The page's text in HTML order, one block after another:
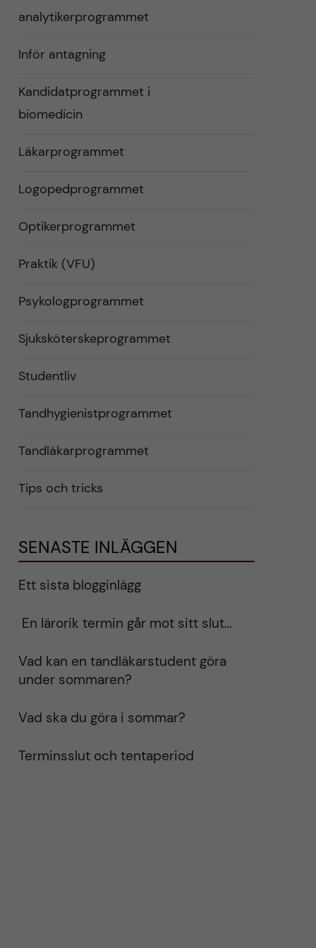
analytikerprogrammet
Inför antagning
Kandidatprogrammet i
biomedicin
Läkarprogrammet
Logopedprogrammet
Optikerprogrammet
Praktik (VFU)
Psykologprogrammet
Sjuksköterskeprogrammet
Studentliv
Tandhygienistprogrammet
Tandläkarprogrammet
Tips och tricks
SENASTE INLÄGGEN
Ett sista blogginlägg
En lärorik termin går mot sitt slut…
Vad kan en tandläkarstudent göra
under sommaren?
Vad ska du göra i sommar?
Terminsslut och tentaperiod